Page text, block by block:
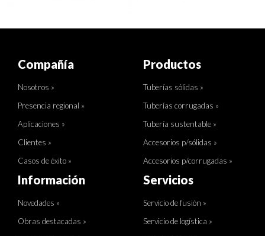
Compañía
Nosotros »
Presencia regional »
Aplicaciones »
Clientes »
Casos de éxito »
Productos
Tuberías sólidas »
Tuberías corrugadas »
Tubería sustentable »
Accesorios p/sólidas »
Accesorios p/corrugadas »
Información
Novedades »
Obras destacadas »
Servicios
Servicio de fusión »
Servicio de logística »